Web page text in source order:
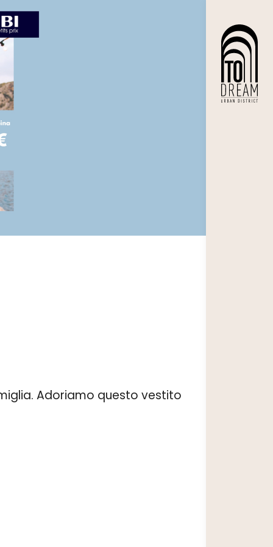
Adoriamo questo vestito